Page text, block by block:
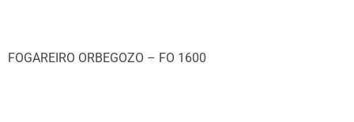
FOGAREIRO ORBEGOZO – FO 1600